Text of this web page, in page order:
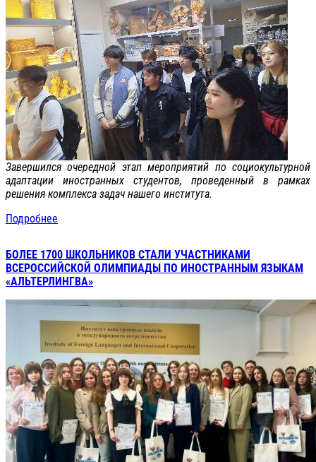
Завершился очередной этап мероприятий по социокультурной
адаптации иностранных студентов, проведенный в рамках
решения комплекса задач нашего института.
Подробнее
БОЛЕЕ 1700 ШКОЛЬНИКОВ СТАЛИ УЧАСТНИКАМИ
ВСЕРОССИЙСКОЙ ОЛИМПИАДЫ ПО ИНОСТРАННЫМ ЯЗЫКАМ
«АЛЬТЕРЛИНГВА»